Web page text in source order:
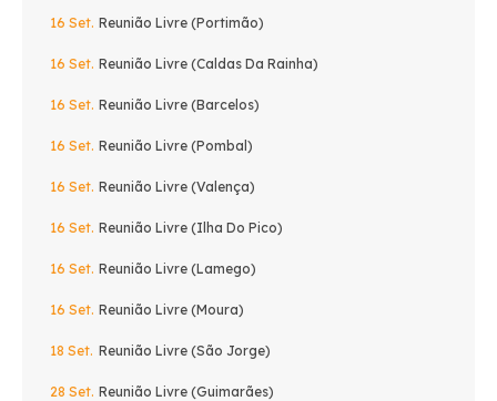
16 Set. Reunião Livre (Portimão)
16 Set. Reunião Livre (Caldas Da Rainha)
16 Set. Reunião Livre (Barcelos)
16 Set. Reunião Livre (Pombal)
16 Set. Reunião Livre (Valença)
16 Set. Reunião Livre (Ilha Do Pico)
16 Set. Reunião Livre (Lamego)
16 Set. Reunião Livre (Moura)
18 Set. Reunião Livre (São Jorge)
28 Set. Reunião Livre (Guimarães)